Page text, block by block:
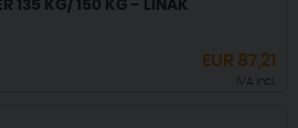
135 KG/ 150 KG - LINAK
EUR 87,21
IVA incl.